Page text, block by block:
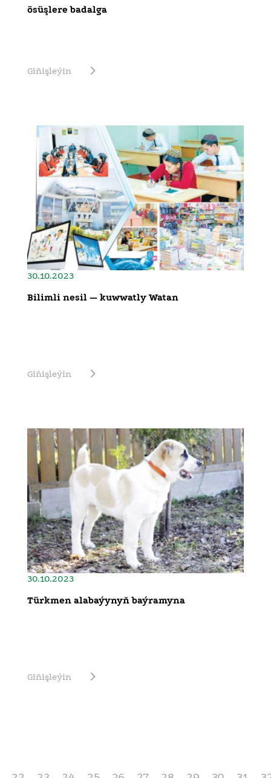
ösüşlere badalga
Giňişleýin
30.10.2023
Bilimli nesil — kuwwatly Watan
Giňişleýin
30.10.2023
Türkmen alabaýynyň baýramyna
Giňişleýin